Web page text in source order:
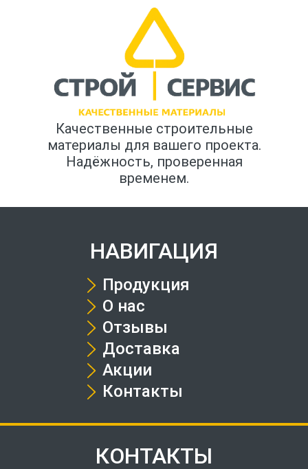
Качественные строительные
материалы для вашего проекта.
Надёжность, проверенная
временем.
НАВИГАЦИЯ
Продукция
О нас
Отзывы
Доставка
Акции
Контакты
КОНТАКТЫ